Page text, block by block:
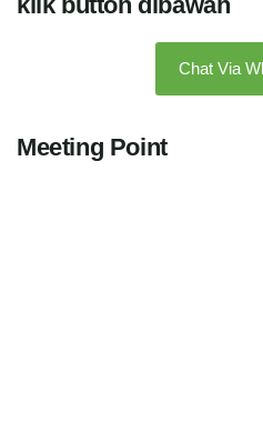
Chat Via
Meeting Point